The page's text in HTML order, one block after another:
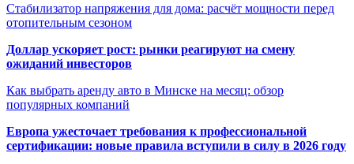
Стабилизатор напряжения для дома: расчёт мощности перед
отопительным сезоном
Доллар ускоряет рост: рынки реагируют на смену
ожиданий инвесторов
Как выбрать аренду авто в Минске на месяц: обзор
популярных компаний
Европа ужесточает требования к профессиональной
сертификации: новые правила вступили в силу в 2026 году